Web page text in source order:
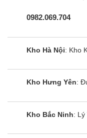
hợp thêm bơm
dài.
– Chức năng hút
– Hẹn giờ bật/ tắt
0982.069.704
Kho Hà Nội: Kho
Kho Hưng Yên:
Kho Bắc Ninh: Lý